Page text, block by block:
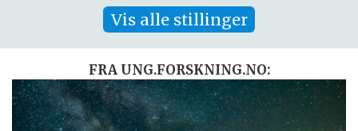
Vis alle stillinger
FRA UNG.FORSKNING.NO: